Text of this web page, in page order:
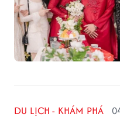
DU LỊCH - KHÁM PHÁ